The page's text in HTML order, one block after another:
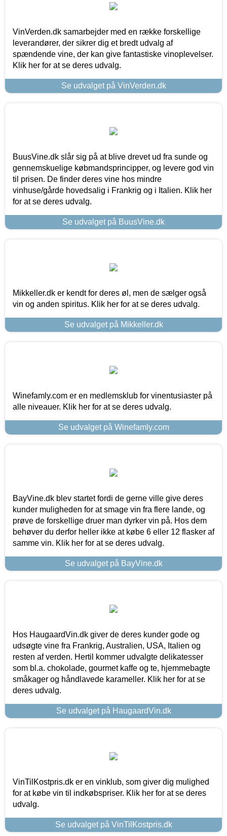
VinVerden.dk samarbejder med en række forskellige
leverandører, der sikrer dig et bredt udvalg af
spændende vine, der kan give fantastiske vinoplevelser.
Klik her for at se deres udvalg.
Se udvalget på VinVerden.dk
BuusVine.dk slår sig på at blive drevet ud fra sunde og
gennemskuelige købmandsprincipper, og levere god vin
til prisen. De finder deres vine hos mindre
vinhuse/gårde hovedsalig i Frankrig og i Italien. Klik her
for at se deres udvalg.
Se udvalget på BuusVine.dk
Mikkeller.dk er kendt for deres øl, men de sælger også
vin og anden spiritus. Klik her for at se deres udvalg.
Se udvalget på Mikkeller.dk
Winefamly.com er en medlemsklub for vinentusiaster på
alle niveauer. Klik her for at se deres udvalg.
Se udvalget på Winefamly.com
BayVine.dk blev startet fordi de gerne ville give deres
kunder muligheden for at smage vin fra flere lande, og
prøve de forskellige druer man dyrker vin på. Hos dem
behøver du derfor heller ikke at købe 6 eller 12 flasker af
samme vin. Klik her for at se deres udvalg.
Se udvalget på BayVine.dk
Hos HaugaardVin.dk giver de deres kunder gode og
udsøgte vine fra Frankrig, Australien, USA, Italien og
resten af verden. Hertil kommer udvalgte delikatesser
som bl.a. chokolade, gourmet kaffe og te, hjemmebagte
småkager og håndlavede karameller. Klik her for at se
deres udvalg.
Se udvalget på HaugaardVin.dk
VinTilKostpris.dk er en vinklub, som giver dig mulighed
for at købe vin til indkøbspriser. Klik her for at se deres
udvalg.
Se udvalget på VinTilKostpris.dk